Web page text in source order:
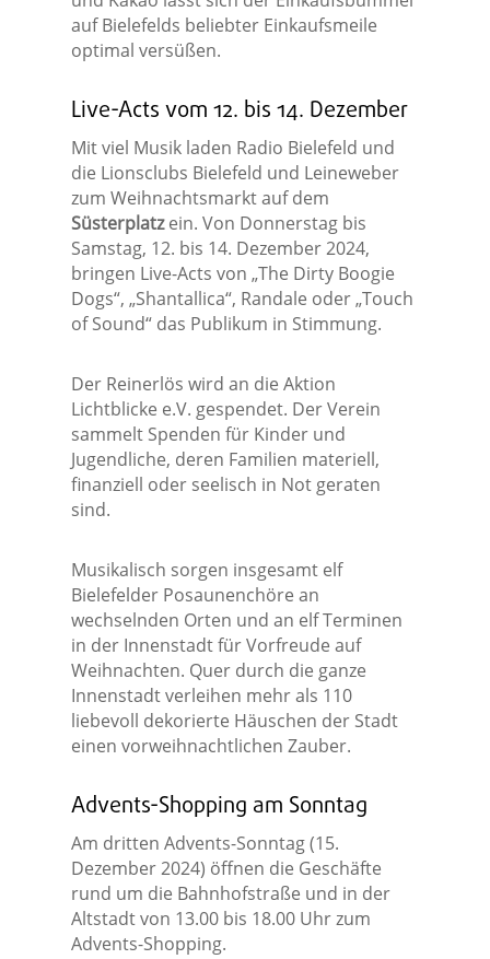
auf Bielefelds beliebter Einkaufsmeile
optimal versüßen.
Live-Acts vom 12. bis 14. Dezember
Mit viel Musik laden Radio Bielefeld und
die Lionsclubs Bielefeld und Leineweber
zum Weihnachtsmarkt auf dem
Süsterplatzein. Von Donnerstag bis
Samstag, 12. bis 14. Dezember 2024,
bringen Live-Acts von „The Dirty Boogie
Dogs“, „Shantallica“, Randale oder „Touch
of Sound“ das Publikum in Stimmung.
Der Reinerlös wird an die Aktion
Lichtblicke e.V. gespendet. Der Verein
sammelt Spenden für Kinder und
Jugendliche, deren Familien materiell,
finanziell oder seelisch in Not geraten
sind.
Musikalisch sorgen insgesamt elf
Bielefelder Posaunenchöre an
wechselnden Orten und an elf Terminen
in der Innenstadt für Vorfreude auf
Weihnachten. Quer durch die ganze
Innenstadt verleihen mehr als 110
liebevoll dekorierte Häuschen der Stadt
einen vorweihnachtlichen Zauber.
Advents-Shopping am Sonntag
Am dritten Advents-Sonntag (15.
Dezember 2024) öffnen die Geschäfte
rund um die Bahnhofstraße und in der
Altstadt von 13.00 bis 18.00 Uhr zum
Advents-Shopping.